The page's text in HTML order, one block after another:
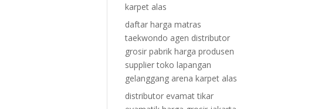
karpet alas
daftar harga matras
taekwondo agen distributor
grosir pabrik harga produsen
supplier toko lapangan
gelanggang arena karpet alas
distributor evamat tikar